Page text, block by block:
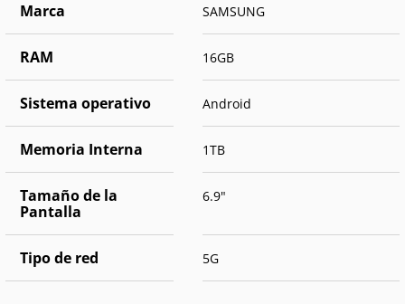
Marca SAMSUNG
RAM 16GB
Sistema operativo Android
Memoria Interna 1TB
Tamaño de la
Pantalla
6.9"
Tipo de red 5G